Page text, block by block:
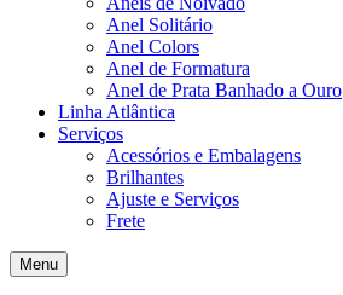
Anel Solitário
Anel Colors
Anel de Formatura
Anel de Prata Banhado a Ouro
Linha Atlântica
Serviços
Acessórios e Embalagens
Brilhantes
Ajuste e Serviços
Frete
Menu